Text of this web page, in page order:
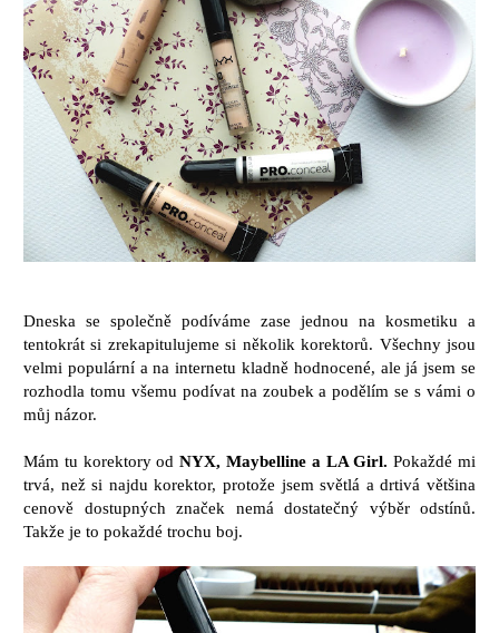
Dneska se společně podíváme zase jednou na kosmetiku a
tentokrát si zrekapitulujeme si několik korektorů. Všechny jsou
velmi populární a na internetu kladně hodnocené, ale já jsem se
rozhodla tomu všemu podívat na zoubek a podělím se s vámi o
můj názor.
Mám tu korektory odNYX, Maybelline a LA Girl. Pokaždé mi
trvá, než si najdu korektor, protože jsem světlá a drtivá většina
cenově dostupných značek nemá dostatečný výběr odstínů.
Takže je to pokaždé trochu boj.